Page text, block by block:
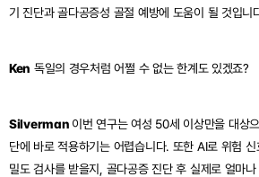
기 진단과 골다공증성 골절 예방에 도움이 될 것입니
Ken 독일의 경우처럼 어쩔 수 없는 한계도 있겠죠?
Silverman 이번 연구는 여성 50세 이상만을 대상
단에 바로 적용하기는 어렵습니다. 또한 AI로 위험
밀도 검사를 받을지, 골다공증 진단 후 실제로 얼마